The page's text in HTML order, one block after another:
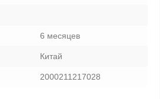
6 месяцев
Китай
2000211217028